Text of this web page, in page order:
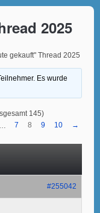
2025
gekauft" Thread 2025
Es wurde
145)
7 8 9 10 →
#255042